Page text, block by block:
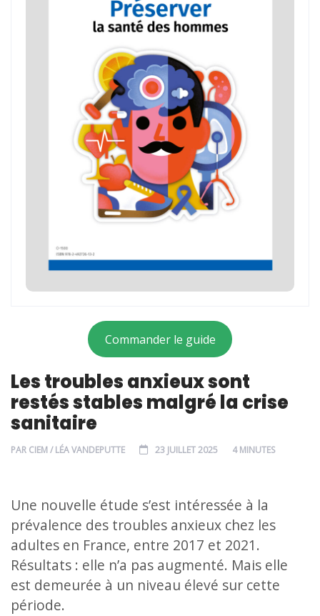
Commander le guide
Les troubles anxieux sont
restés stables malgré la crise
sanitaire
PAR CIEM / LÉA VANDEPUTTE 23 JUILLET 2025 4 MINUTES
Une nouvelle étude s’est intéressée à la
prévalence des troubles anxieux chez les
adultes en France, entre 2017 et 2021.
Résultats : elle n’a pas augmenté. Mais elle
est demeurée à un niveau élevé sur cette
période.